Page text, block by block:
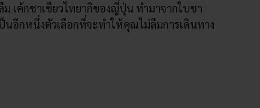
เค้กชาเขียวไทยากิของญี่ปุ่น ทำมาจากใบชา
นอีกหนึ่งตัวเลือกที่จะทำให้คุณไม่ลืมการเดินทาง